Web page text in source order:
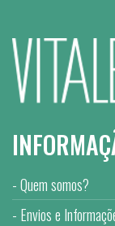
Quem somos?
Envios e